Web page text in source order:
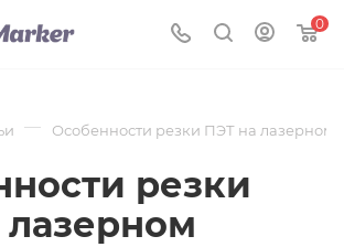
0
резки
— Особенности резки ПЭТ на лазерном